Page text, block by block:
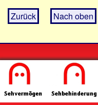
Zurück Nach oben